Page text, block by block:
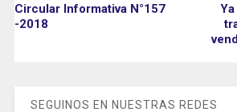
Circular Informativa N°157
-2018
SEGUINOS EN NUESTRAS REDES